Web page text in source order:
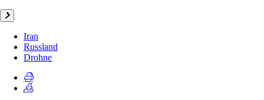
Iran
Russland
Drohne